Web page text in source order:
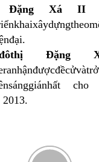
ĐặngXá II
khaixâydựngtheo
đại.
thị Đặng
nhậnđượcđềcửvàtrở
sánggiánhấtcho
2013.